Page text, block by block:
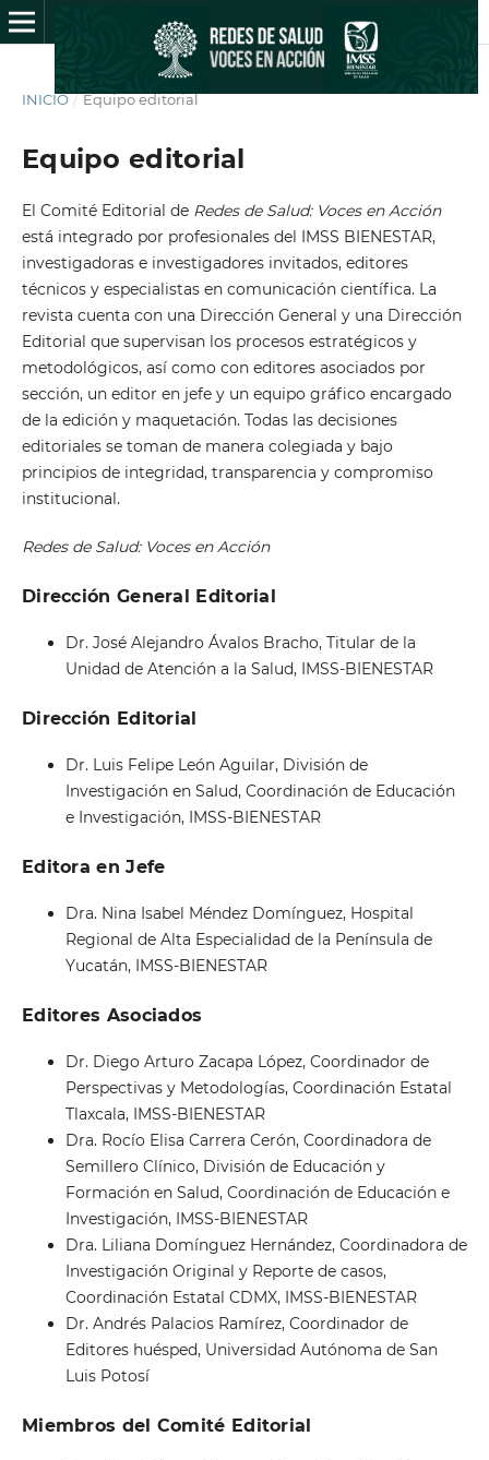
INICIO / Equipo editorial
Equipo editorial
El Comité Editorial de Redes de Salud: Voces en Acción
está integrado por profesionales del IMSS BIENESTAR,
investigadoras e investigadores invitados, editores
técnicos y especialistas en comunicación científica. La
revista cuenta con una Dirección General y una Dirección
Editorial que supervisan los procesos estratégicos y
metodológicos, así como con editores asociados por
sección, un editor en jefe y un equipo gráfico encargado
de la edición y maquetación. Todas las decisiones
editoriales se toman de manera colegiada y bajo
principios de integridad, transparencia y compromiso
institucional.
Redes de Salud: Voces en Acción
Dirección General Editorial
Dr. José Alejandro Ávalos Bracho, Titular de la
Unidad de Atención a la Salud, IMSS-BIENESTAR
Dirección Editorial
Dr. Luis Felipe León Aguilar, División de
Investigación en Salud, Coordinación de Educación
e Investigación, IMSS-BIENESTAR
Editora en Jefe
Dra. Nina Isabel Méndez Domínguez, Hospital
Regional de Alta Especialidad de la Península de
Yucatán, IMSS-BIENESTAR
Editores Asociados
Dr. Diego Arturo Zacapa López, Coordinador de
Perspectivas y Metodologías, Coordinación Estatal
Tlaxcala, IMSS-BIENESTAR
Dra. Rocío Elisa Carrera Cerón, Coordinadora de
Semillero Clínico, División de Educación y
Formación en Salud, Coordinación de Educación e
Investigación, IMSS-BIENESTAR
Dra. Liliana Domínguez Hernández, Coordinadora de
Investigación Original y Reporte de casos,
Coordinación Estatal CDMX, IMSS-BIENESTAR
Dr. Andrés Palacios Ramírez, Coordinador de
Editores huésped, Universidad Autónoma de San
Luis Potosí
Miembros del Comité Editorial